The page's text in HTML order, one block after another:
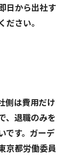
日から出社す
ださい。
側は費用だけ
、退職のみを
です。ガーデ
京都労働委員